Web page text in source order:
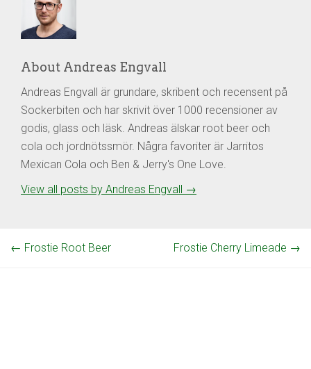
About Andreas Engvall
Andreas Engvall är grundare, skribent och recensent på
Sockerbiten och har skrivit över 1000 recensioner av
godis, glass och läsk. Andreas älskar root beer och
cola och jordnötssmör. Några favoriter är Jarritos
Mexican Cola och Ben & Jerry's One Love.
View all posts by Andreas Engvall →
← Frostie Root Beer Frostie Cherry Limeade →